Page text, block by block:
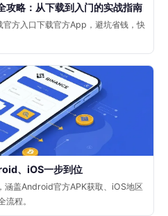
略：从下载到入门的实战指南
方入口下载官方App，避坑省钱，快
、iOS一步到位
涵盖Android官方APK获取、iOS地区
程。